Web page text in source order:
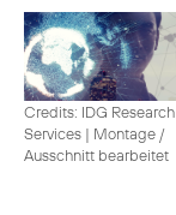
Credits: IDG Research
Services | Montage /
Ausschnitt bearbeitet